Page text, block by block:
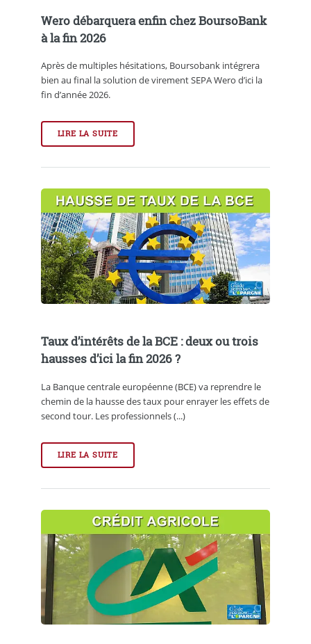
Wero débarquera enfin chez BoursoBank
à la fin 2026
Après de multiples hésitations, Boursobank intégrera
bien au final la solution de virement SEPA Wero d’ici la
fin d’année 2026.
LIRE LA SUITE
Taux d’intérêts de la BCE : deux ou trois
hausses d’ici la fin 2026 ?
La Banque centrale européenne (BCE) va reprendre le
chemin de la hausse des taux pour enrayer les effets de
second tour. Les professionnels (...)
LIRE LA SUITE